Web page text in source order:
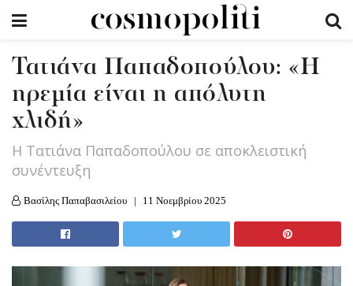
Τατιάνα Παπαδοπούλου: «Η
ηρεμία είναι η απόλυτη
χλιδή»
Η Τατιάνα Παπαδοπούλου σε αποκλειστική
συνέντευξη
Βασίλης Παπαβασιλείου 11 Νοεμβρίου 2025